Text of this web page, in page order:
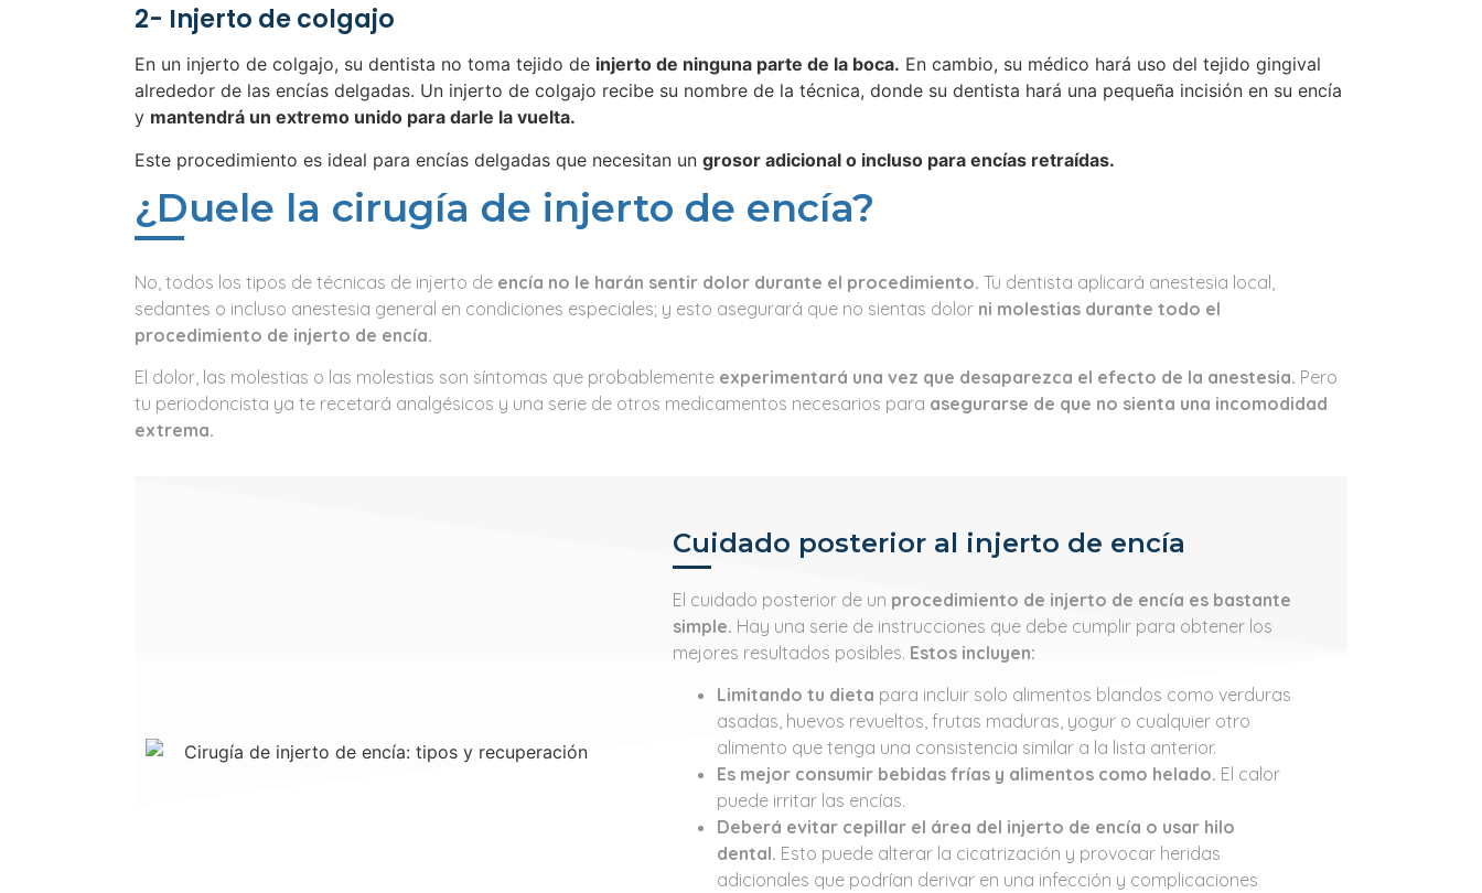
2- Injerto de colgajo
En un injerto de colgajo, su dentista no toma tejido de injerto de ninguna parte de la boca. En cambio, su médico hará uso del tejido gingival
alrededor de las encías delgadas. Un injerto de colgajo recibe su nombre de la técnica, donde su dentista hará una pequeña incisión en su encía
y mantendrá un extremo unido para darle la vuelta.
Este procedimiento es ideal para encías delgadas que necesitan un grosor adicional o incluso para encías retraídas.
¿Duele la cirugía de injerto de encía?
No, todos los tipos de técnicas de injerto de encía no le harán sentir dolor durante el procedimiento. Tu dentista aplicará anestesia local,
sedantes o incluso anestesia general en condiciones especiales; y esto asegurará que no sientas dolor ni molestias durante todo el
procedimiento de injerto de encía.
El dolor, las molestias o las molestias son síntomas que probablemente experimentará una vez que desaparezca el efecto de la anestesia. Pero
tu periodoncista ya te recetará analgésicos y una serie de otros medicamentos necesarios para asegurarse de que no sienta una incomodidad
extrema.
Cuidado posterior al injerto de encía
El cuidado posterior de un procedimiento de injerto de encía es bastante
simple. Hay una serie de instrucciones que debe cumplir para obtener los
mejores resultados posibles. Estos incluyen:
Limitando tu dieta para incluir solo alimentos blandos como verduras
asadas, huevos revueltos, frutas maduras, yogur o cualquier otro
alimento que tenga una consistencia similar a la lista anterior.
Es mejor consumir bebidas frías y alimentos como helado. El calor
puede irritar las encías.
Deberá evitar cepillar el área del injerto de encía o usar hilo
dental. Esto puede alterar la cicatrización y provocar heridas
adicionales que podrían derivar en una infección y complicaciones